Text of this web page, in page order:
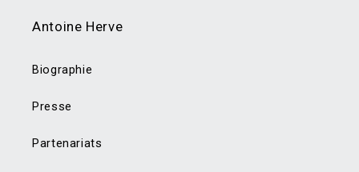
Antoine Herve
Biographie
Presse
Partenariats